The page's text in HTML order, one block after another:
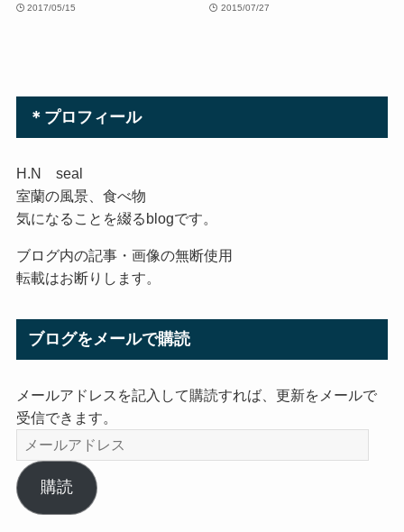
2017/05/15 2015/07/27
＊プロフィール
H.N seal
室蘭の風景、食べ物
気になることを綴るblogです。
ブログ内の記事・画像の無断使用
転載はお断りします。
ブログをメールで購読
メールアドレスを記入して購読すれば、更新をメールで
受信できます。
メ
ー
ル
ア
購読